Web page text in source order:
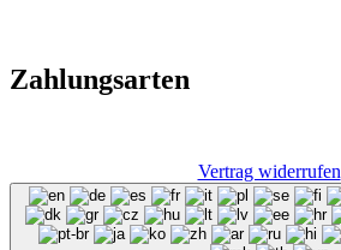
Zahlungsarten
Vertrag widerrufen